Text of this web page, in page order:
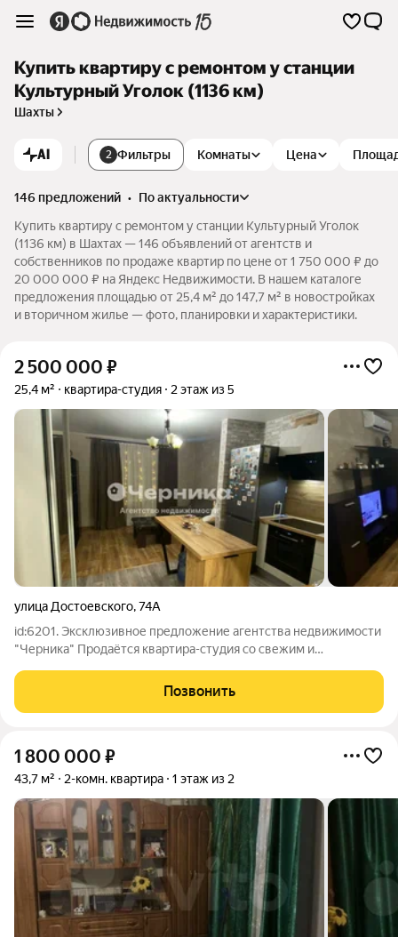
Купить квартиру с ремонтом у станции
Культурный Уголок (1136 км)
Шахты
AI 2 Фильтры Комнаты Цена
146 предложений •
по актуальности
Купить квартиру с ремонтом у станции Культурный Уголок
(1136 км) в Шахтах — 146 объявлений от агентств и
собственников по продаже квартир по цене от 1 750 000 ₽ до
20 000 000 ₽ на Яндекс Недвижимости. В нашем каталоге
предложения площадью от 25,4 м² до 147,7 м² в новостройках
и вторичном жилье — фото, планировки и характеристики.
2 500 000 ₽
25,4 м² квартира-студия 2 этаж из 5
улица Достоевского,74А
id:6201. Эксклюзивное предложение агентства недвижимости
"Черника" Продаётся квартира-студия со свежим и
площадь 25 кв.м. Вся мебель и техника остаётся! Отопление
ТЭЦ Все приборы учёта в порядке
Позвонить
1 800 000 ₽
43,7 м² 2-комн. квартира 1 этаж из 2